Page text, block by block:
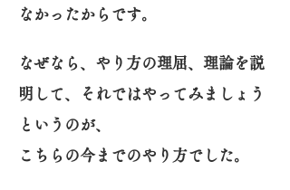
なかったからです。
なぜなら、やり方の理屈、理論を説
明して、それではやってみましょう
というのが、
こちらの今までのやり方でした。